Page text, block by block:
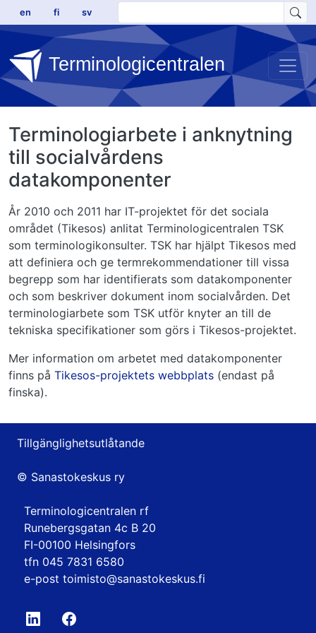
Hoppa till huvudinnehåll
en fi sv
Terminologicentralen
Terminologiarbete i anknytning
till socialvårdens
datakomponenter
År 2010 och 2011 har IT-projektet för det sociala
området (Tikesos) anlitat Terminologicentralen TSK
som terminologikonsulter. TSK har hjälpt Tikesos med
att definiera och ge termrekommendationer till vissa
begrepp som har identifierats som datakomponenter
och som beskriver dokument inom socialvården. Det
terminologiarbete som TSK utför knyter an till de
tekniska specifikationer som görs i Tikesos-projektet.
Mer information om arbetet med datakomponenter
finns på Tikesos-projektets webbplats (endast på
finska).
Tillgänglighetsutlåtande
© Sanastokeskus ry
Terminologicentralen rf
Runebergsgatan 4c B 20
FI-00100 Helsingfors
tfn 045 7831 6580
e-post toimisto@sanastokeskus.fi